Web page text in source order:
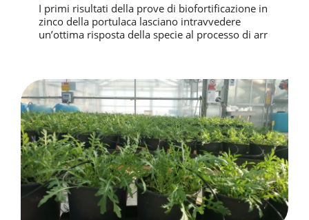
I primi risultati della prove di biofortificazione in
zinco della portulaca lasciano intravvedere
un’ottima risposta della specie al processo di arr